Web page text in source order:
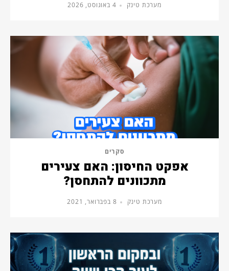
מערכת טינק 4 באוגוסט, 2026
סקרים
אפקט החיסון: האם צעירים
מתכוונים להתחסן?
מערכת טינק 8 בפברואר, 2021